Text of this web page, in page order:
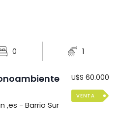
0 1
,es - Barrio Sur
U$S 60.000
VENTA